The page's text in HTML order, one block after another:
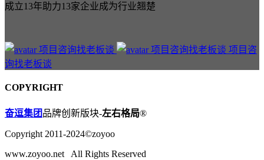
成立13年助力13家企业成为行业翘楚
项目咨
询找老板谈
COPYRIGHT
奋逗集团品牌创新版块-左右格局®
Copyright 2011-2024©zoyoo
www.zoyoo.net All Rights Reserved